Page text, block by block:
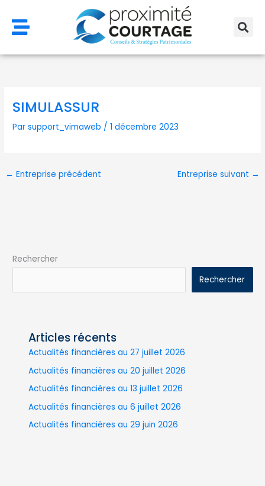
contenu
SIMULASSUR
Parsupport_vimaweb /1 décembre 2023
← Entreprise précédent Entreprise suivant →
Rechercher
Rechercher
Articles récents
Actualités financières au 27 juillet 2026
Actualités financières au 20 juillet 2026
Actualités financières au 13 juillet 2026
Actualités financières au 6 juillet 2026
Actualités financières au 29 juin 2026